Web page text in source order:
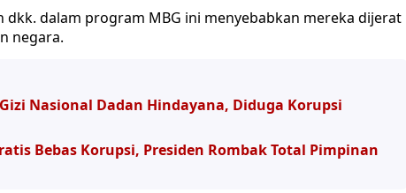
dalam program MBG ini menyebabkan mereka dijerat
negara.
Nasional Dadan Hindayana, Diduga Korupsi
Bebas Korupsi, Presiden Rombak Total Pimpinan